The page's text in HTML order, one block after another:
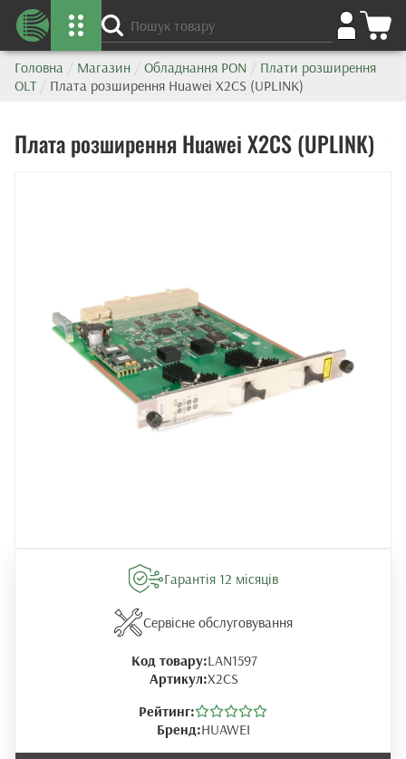
Головна / Магазин / Обладнання PON / Плати розширення
OLT / Плата розширення Huawei X2CS (UPLINK)
Плата розширення Huawei X2CS (UPLINK)
Гарантія 12 місяців
Сервісне обслуговування
Код товару:LAN1597
Артикул:X2CS
Рейтинг:
Бренд:HUAWEI